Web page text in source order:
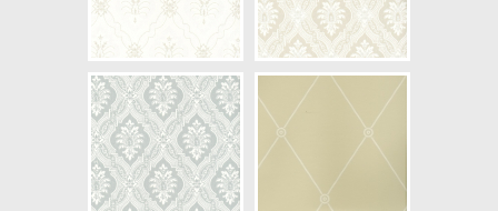
Mönster: Trellis
Struktur: Limtryck
Cirkapris: 1250,00 kr
(Kontakta din färghandlare för
exakt pris.)